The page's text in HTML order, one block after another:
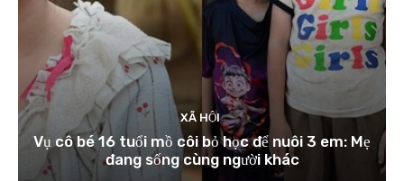
XÃ HỘI
Vụ cô bé 16 tuổi mồ côi bỏ học để nuôi 3 em: Mẹ
đang sống cùng người khác